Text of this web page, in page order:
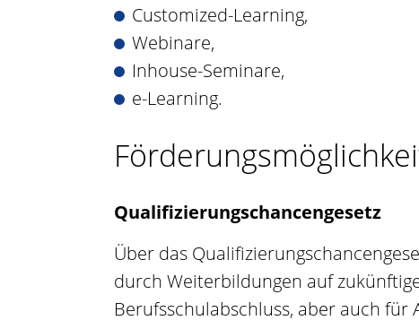
Customized-Learning,
Webinare,
Inhouse-Seminare,
e-Learning.
Qualifizierungschancengesetz
Über das
durch Weiterbildungen auf
Berufsschulabschluss, aber auch